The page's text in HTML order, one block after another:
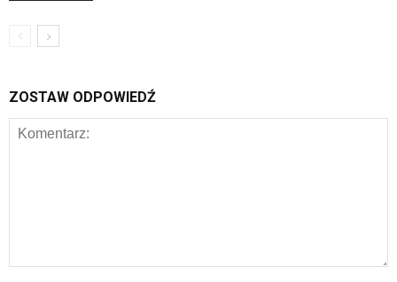
ZOSTAW ODPOWIEDŹ